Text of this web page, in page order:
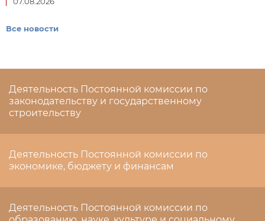
Все новости
Деятельность Постоянной комиссии по
законодательству и государственному
строительству
Деятельность Постоянной комиссии по
экономике, бюджету и финансам
Деятельность Постоянной комиссии по